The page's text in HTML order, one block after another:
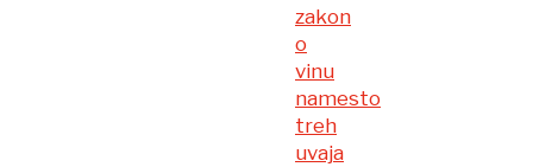
zakon
o
vinu
namesto
treh
uvaja